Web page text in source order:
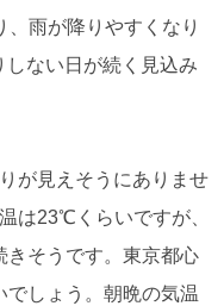
雨が降りやすくなり
ない日が続く見込み
が見えそうにありませ
は23℃くらいですが、
そうです。東京都心
しょう。朝晩の気温